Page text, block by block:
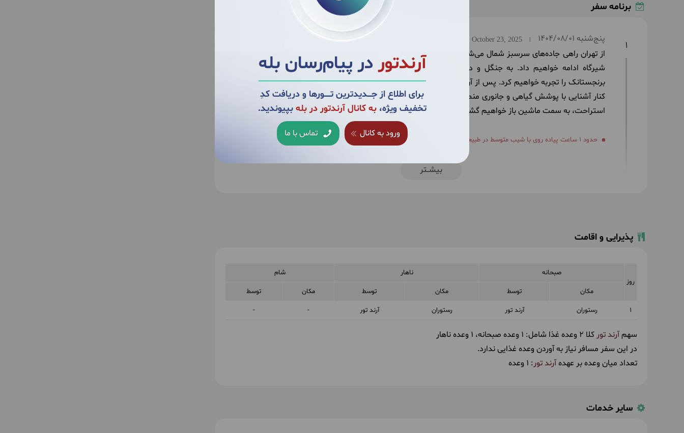
آرندتوردر پیام‌رسان بله
برای اطلاع از جــــدیدترین تــــــورها و دریافت کدِ
تخفیف ویژه،به کانال آرندتور در بله بپیوندید.
ورود به کانال تماس با ما
برنامه سفر
1
پنج‌شنبه 1404/08/01
October 23, 2025
از تهران راهی جاده‌های سرسبز شمال می‌شویم. پس از صرف صبحانه، در هوای دلچسب منطقه مسیر خود را به سمت
شیرگاه ادامه خواهیم داد. به جنگل و دریاچه زیبای برنجستانک خواهیم رسید و گشت با کشتی بر روی دریاچه
برنجستانک را تجربه خواهیم کرد. پس از آن برای ساعاتی به پیمایشی جذاب در جنگلهای هیرکانی خواهیم پرداخت و در
کنار آشنایی با پوشش گیاهی و جانوری منطقه، از گونه های مختلف درختان هیرکانی دیدن می‌کنیم. پس از صرف نهار و
استراحت، به سمت ماشین باز خواهیم گشت و با خاطراتی به رنگ سبز درختان شمال به سمت تهران بازخواهیم گشت.
حدود 1 ساعت پیاده روی با شیب متوسط در طبیعت
بیشــتر
پذیرایی و اقامت
روز
صبحانه ناهار شام
مکان توسط مکان توسط مکان توسط
1 رستوران آرند تور رستوران آرند تور -
-
سهمآرند تور کلا 2 وعده غذا شامل: 1 وعده صبحانه
1 وعده ناهار
در این سفر مسافر نیاز به آوردن وعده غذایی ندارد.
تعداد میان وعده بر عهدهآرند تور: 1 وعده
سایر خدمات